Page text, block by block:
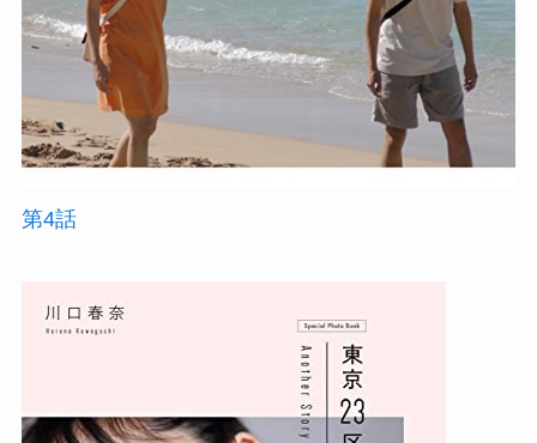
第4話